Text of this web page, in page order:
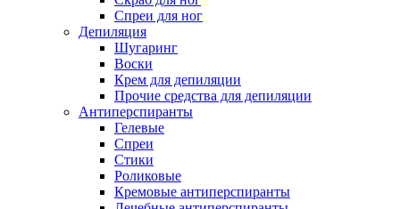
Спреи для ног
Депиляция
Шугаринг
Воски
Крем для депиляции
Прочие средства для депиляции
Антиперспиранты
Гелевые
Спреи
Стики
Роликовые
Кремовые антиперспиранты